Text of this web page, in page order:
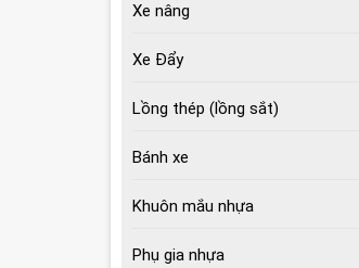
Xe nâng
Xe Đẩy
Lồng thép (lồng sắt)
Bánh xe
Khuôn mắu nhựa
Phụ gia nhựa